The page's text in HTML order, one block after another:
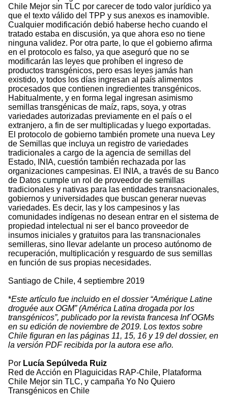
Chile Mejor sin TLC por carecer de todo valor jurídico ya
que el texto válido del TPP y sus anexos es inamovible.
Cualquier modificación debió haberse hecho cuando el
tratado estaba en discusión, ya que ahora eso no tiene
ninguna validez. Por otra parte, lo que el gobierno afirma
en el protocolo es falso, ya que aseguró que no se
modificarán las leyes que prohíben el ingreso de
productos transgénicos, pero esas leyes jamás han
existido, y todos los días ingresan al país alimentos
procesados que contienen ingredientes transgénicos.
Habitualmente, y en forma legal ingresan asimismo
semillas transgénicas de maíz, raps, soya, y otras
variedades autorizadas previamente en el país o el
extranjero, a fin de ser multiplicadas y luego exportadas.
El protocolo de gobierno también promete una nueva Ley
de Semillas que incluya un registro de variedades
tradicionales a cargo de la agencia de semillas del
Estado, INIA, cuestión también rechazada por las
organizaciones campesinas. El INIA, a través de su Banco
de Datos cumple un rol de proveedor de semillas
tradicionales y nativas para las entidades transnacionales,
gobiernos y universidades que buscan generar nuevas
variedades. Es decir, las y los campesinos y las
comunidades indígenas no desean entrar en el sistema de
propiedad intelectual ni ser el banco proveedor de
insumos iniciales y gratuitos para las transnacionales
semilleras, sino llevar adelante un proceso autónomo de
recuperación, multiplicación y resguardo de sus semillas
en función de sus propias necesidades.
Santiago de Chile, 4 septiembre 2019
*Este artículo fue incluido en el dossier “Amérique Latine
droguée aux OGM” (América Latina drogada por los
transgénicos”, publicado por la revista francesa Inf´OGMs
en su edición de noviembre de 2019. Los textos sobre
Chile figuran en las páginas 11, 15, 16 y 19 del dossier, en
la versión PDF recibida por la autora ese año.
Por Lucía Sepúlveda Ruiz
Red de Acción en Plaguicidas RAP-Chile, Plataforma
Chile Mejor sin TLC, y campaña Yo No Quiero
Transgénicos en Chile